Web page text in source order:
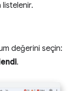
değerini seçin:
.